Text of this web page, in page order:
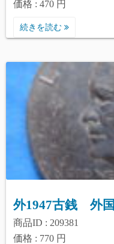
価格 : 470 円
続きを読む
外1947古銭 外
商品ID : 209381
価格 : 770 円